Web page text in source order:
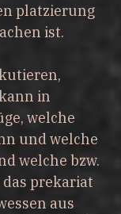
platzierung
ist.
in
welche
und welche
welche bzw.
prekariat
aus